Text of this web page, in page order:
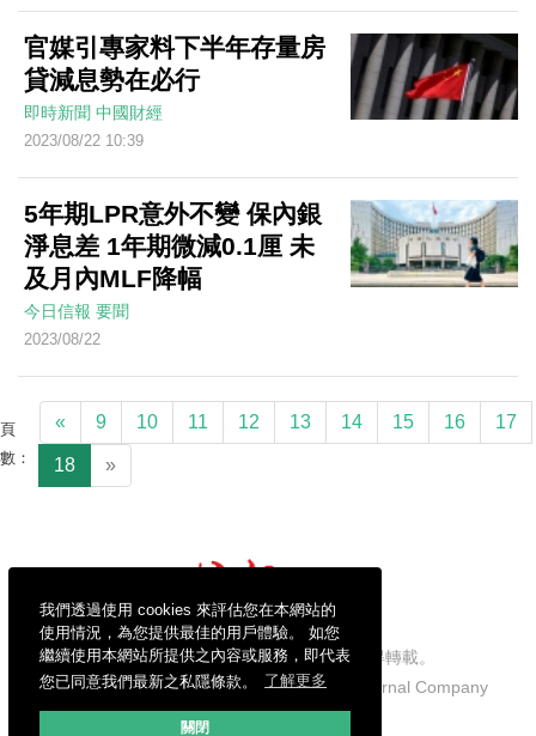
我們透過使用 cookies 來評估您在本網站的
使用情況，為您提供最佳的用戶體驗。 如您
繼續使用本網站所提供之內容或服務，即代表
您已同意我們最新之私隱條款。
了解更多
關閉
官媒引專家料下半年存量房
貸減息勢在必行
即時新聞 中國財經
2023/08/22 10:39
5年期LPR意外不變 保內銀
淨息差 1年期微減0.1厘 未
及月內MLF降幅
今日信報 要聞
2023/08/22
頁
數：
« 9 10 11 12 13 14 15 16 17
18 »
信報財經新聞有限公司版權所有，不得轉載。
Copyright © 2026 Hong Kong Economic Journal Company
Limited. All rights reserved.